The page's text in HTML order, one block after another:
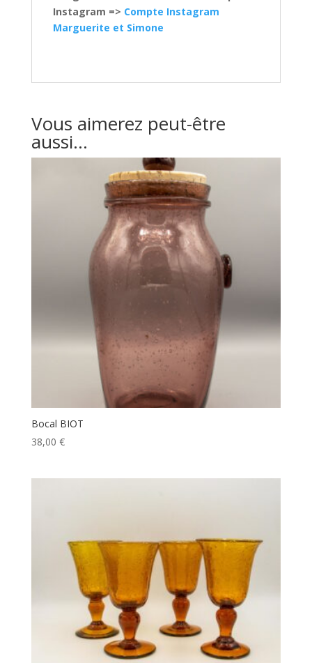
Instagram => Compte Instagram
Marguerite et Simone
Vous aimerez peut-être
aussi…
Bocal BIOT
38,00 €